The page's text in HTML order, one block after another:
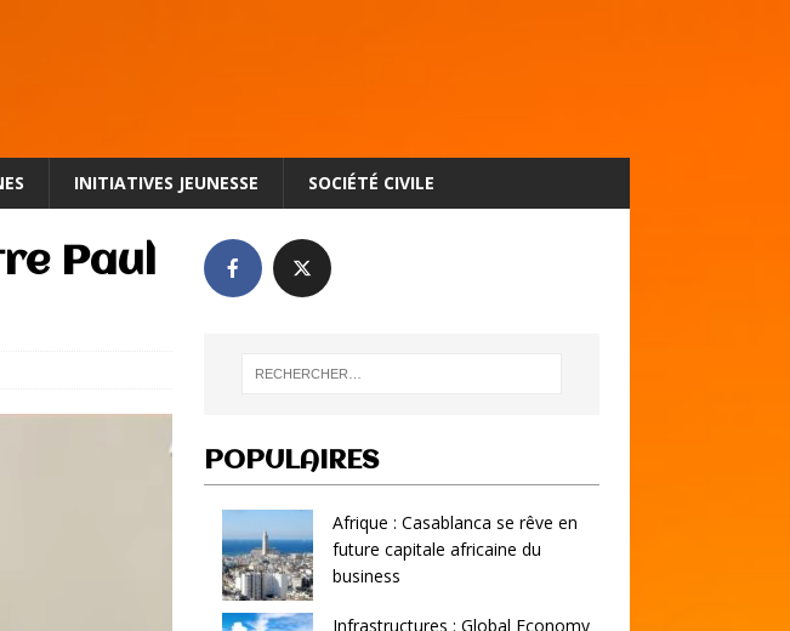
INITIATIVES JEUNESSE SOCIÉTÉ CIVILE
Paul
POPULAIRES
Afrique : Casablanca se rêve en
future capitale africaine du
business
Infrastructures : Global Economy